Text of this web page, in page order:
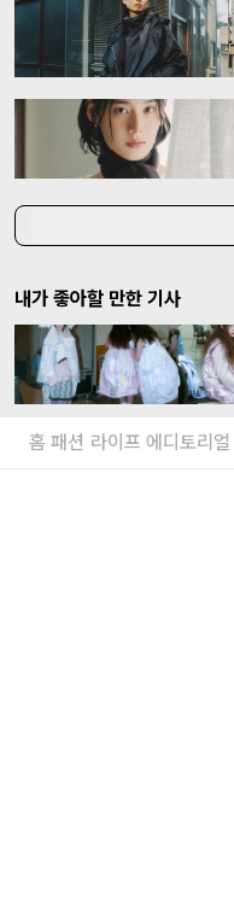
내가 좋아할 만한 기사
홈 패션 라이프 에디토리얼